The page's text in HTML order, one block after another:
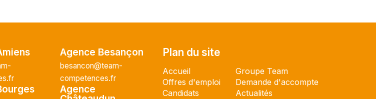
Agence Besançon
besancon@team-
competences.fr
Agence
Plan du site
Accueil
Offres d'emploi
Candidats
Groupe Team
Demande d'accompte
Actualités